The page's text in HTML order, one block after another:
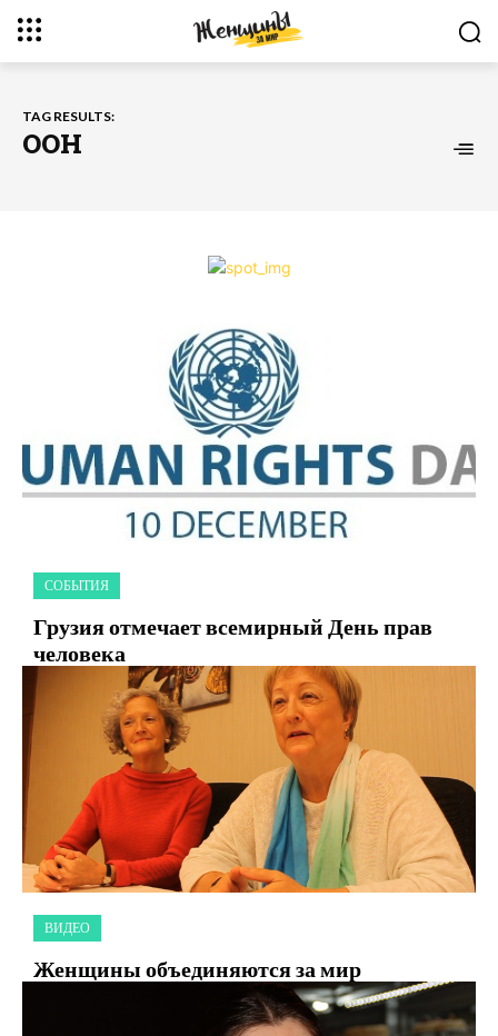
TAG RESULTS:
ООН
СОБЫТИЯ
Грузия отмечает всемирный День прав
человека
ВИДЕО
Женщины объединяются за мир